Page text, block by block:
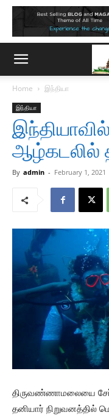
Home இந்தியா
இந்தியா
ஆழ்கடலில்
By admin - February 1, 2021
திருவண்ணாமலையை
தனியார் நிறுவனத்தில்